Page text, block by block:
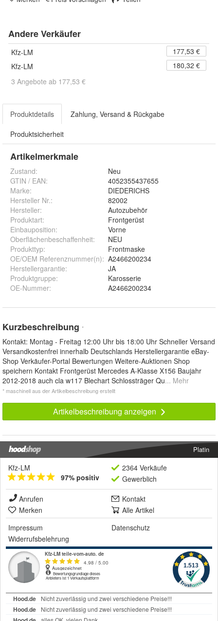
Andere Verkäufer
Kfz-LM
177,53 €
Kfz-LM
180,32 €
3 Angebote ab 177,53 €
Produktdetails Zahlung, Versand & Rückgabe
Produktsicherheit
Artikelmerkmale
Zustand:
Neu
GTIN / EAN:
4052355437655
Marke:
DIEDERICHS
Hersteller Nr.:
82002
Hersteller:
Autozubehör
Produktart:
Frontgerüst
Einbauposition:
Vorne
Oberflächenbeschaffenheit:
NEU
Produkttyp:
Frontmaske
OE/OEM Referenznummer(n): A2466200234
Herstellergarantie:
JA
Produktgruppe:
Karosserie
OE-Nummer: A2466200234
Kurzbeschreibung *
Kontakt: Montag - Freitag 12:00 Uhr bis 18:00 Uhr Schneller Versand
Versandkostenfrei innerhalb Deutschlands Herstellergarantie eBay-
Shop Verkäufer-Portal Bewertungen Weitere-Auktionen Shop
speichern Kontakt Frontgerüst Mercedes A-Klasse X156 Baujahr
2012-2018 auch cla w117 Blechart Schlossträger Qu... Mehr
* maschinell aus der Artikelbeschreibung erstellt
Artikelbeschreibung anzeigen
Platin
Kfz-LM
97% positiv
2364 Verkäufe
Gewerblich
Anrufen
Kontakt
Merken
Alle Artikel
Impressum
Datenschutz
Widerrufsbelehrung